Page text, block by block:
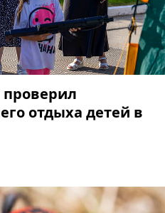
отдыха детей в